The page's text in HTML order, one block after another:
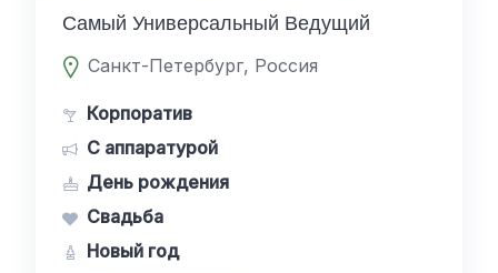
Самый Универсальный Ведущий
Санкт-Петербург, Россия
Корпоратив
С аппаратурой
День рождения
Свадьба
Новый год